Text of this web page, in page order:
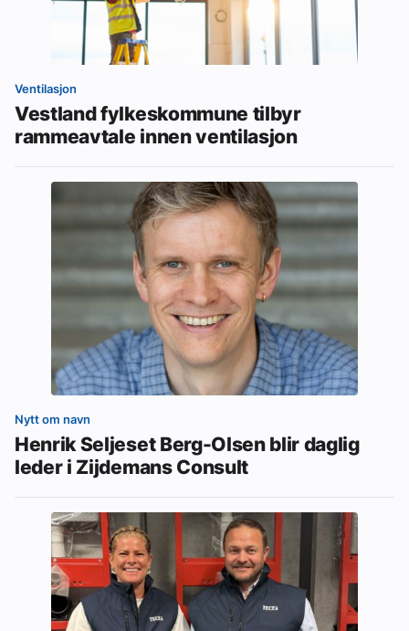
Ventilasjon
Vestland fylkeskommune tilbyr
rammeavtale innen ventilasjon
Nytt om navn
Henrik Seljeset Berg-Olsen blir daglig
leder i Zijdemans Consult